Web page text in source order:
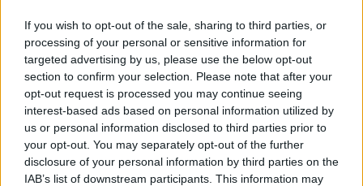
If you wish to opt-out of the sale, sharing to third parties, or
processing of your personal or sensitive information for
targeted advertising by us, please use the below opt-out
section to confirm your selection. Please note that after your
opt-out request is processed you may continue seeing
interest-based ads based on personal information utilized by
us or personal information disclosed to third parties prior to
your opt-out. You may separately opt-out of the further
disclosure of your personal information by third parties on the
IAB’s list of downstream participants. This information may